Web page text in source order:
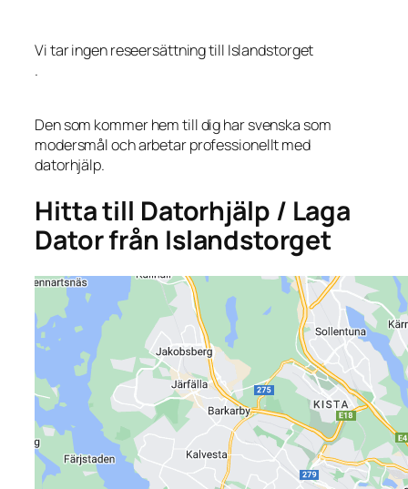
Vi tar ingen reseersättning till Islandstorget
.
Den som kommer hem till dig har svenska som
modersmål och arbetar professionellt med
datorhjälp.
Hitta till Datorhjälp / Laga
Dator från Islandstorget